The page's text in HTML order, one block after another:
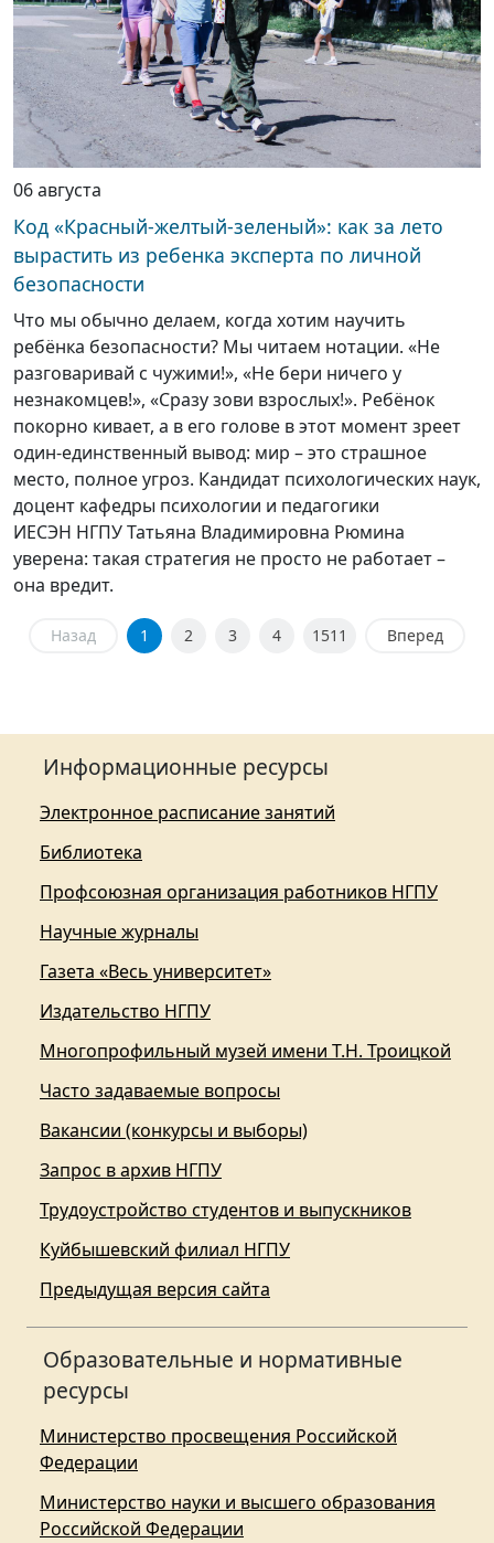
06 августа
Код «Красный-желтый-зеленый»: как за лето
вырастить из ребенка эксперта по личной
безопасности
Что мы обычно делаем, когда хотим научить
ребёнка безопасности? Мы читаем нотации. «Не
разговаривай с чужими!», «Не бери ничего у
незнакомцев!», «Сразу зови взрослых!». Ребёнок
покорно кивает, а в его голове в этот момент зреет
один-единственный вывод: мир – это страшное
место, полное угроз. Кандидат психологических наук,
доцент кафедры психологии и педагогики
ИЕСЭН НГПУ Татьяна Владимировна Рюмина
уверена: такая стратегия не просто не работает –
она вредит.
Назад 1 2 3 4 1511 Вперед
Информационные ресурсы
Электронное расписание занятий
Библиотека
Профсоюзная организация работников НГПУ
Научные журналы
Газета «Весь университет»
Издательство НГПУ
Многопрофильный музей имени Т.Н. Троицкой
Часто задаваемые вопросы
Вакансии (конкурсы и выборы)
Запрос в архив НГПУ
Трудоустройство студентов и выпускников
Куйбышевский филиал НГПУ
Предыдущая версия сайта
Образовательные и нормативные
ресурсы
Министерство просвещения Российской
Федерации
Министерство науки и высшего образования
Российской Федерации